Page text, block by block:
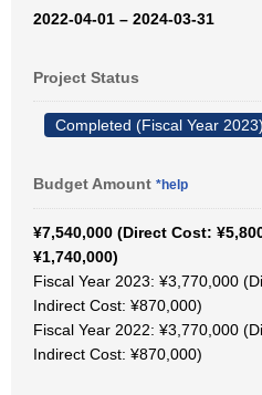
2022-04-01 – 2024-03-31
Project Status
Completed (Fiscal Year 2023)
Budget Amount *help
¥7,540,000 (Direct Cost:
¥1,740,000)
Fiscal Year 2023: ¥3,770,000
Indirect Cost: ¥870,000)
Fiscal Year 2022: ¥3,770,000
Indirect Cost: ¥870,000)